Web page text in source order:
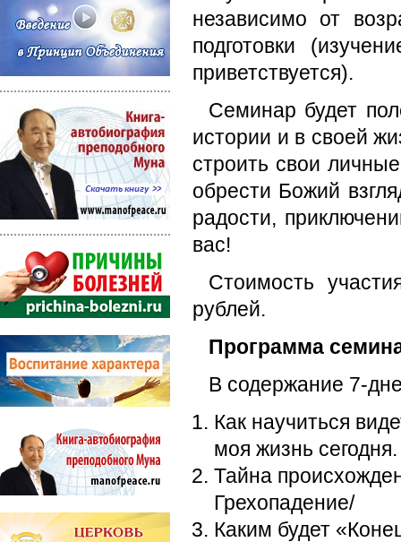
независимо от
подготовки
приветствуется).
Семинар будет
истории и в своей
строить свои
обрести Божий
радости,
вас!
Стоимость
рублей.
Программа
В содержание 7-
Как научиться
моя жизнь
Тайна
Грехопадение/
Каким будет